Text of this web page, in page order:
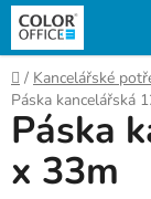
Přejít
obsah
Domů
/ Kancelářské
Páska kancelářská
Páska
x 33m